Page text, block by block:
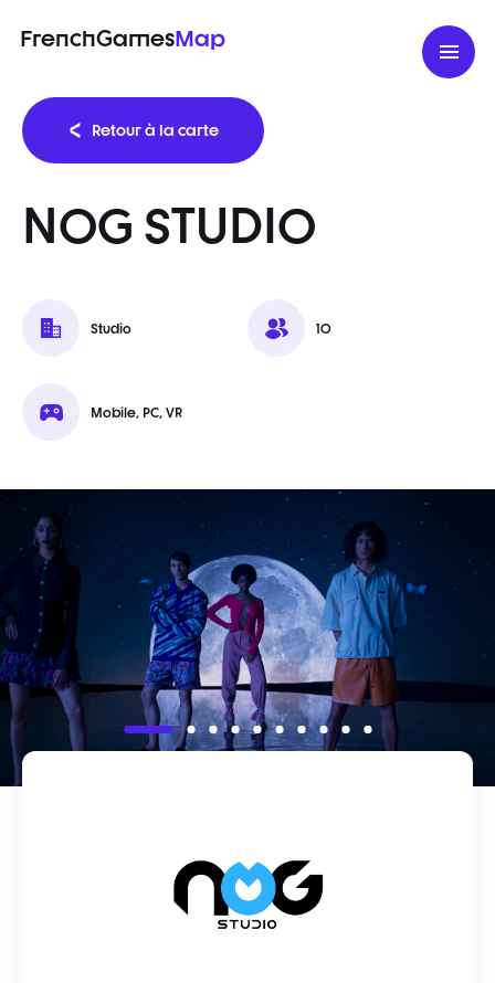
FrenchGamesMap
Retour à la carte
NOG STUDIO
Studio 10
Mobile, PC, VR